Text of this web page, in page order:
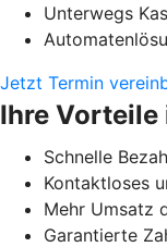
Unterwegs
Jetzt Termin
Ihre
Schnelle
Kontaktloses
Mehr Umsatz
Garantierte